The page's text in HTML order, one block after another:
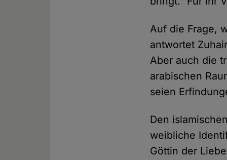
Auf die Frage,
antwortet
Aber auch die
arabischen
seien
Den
weibliche
Göttin der